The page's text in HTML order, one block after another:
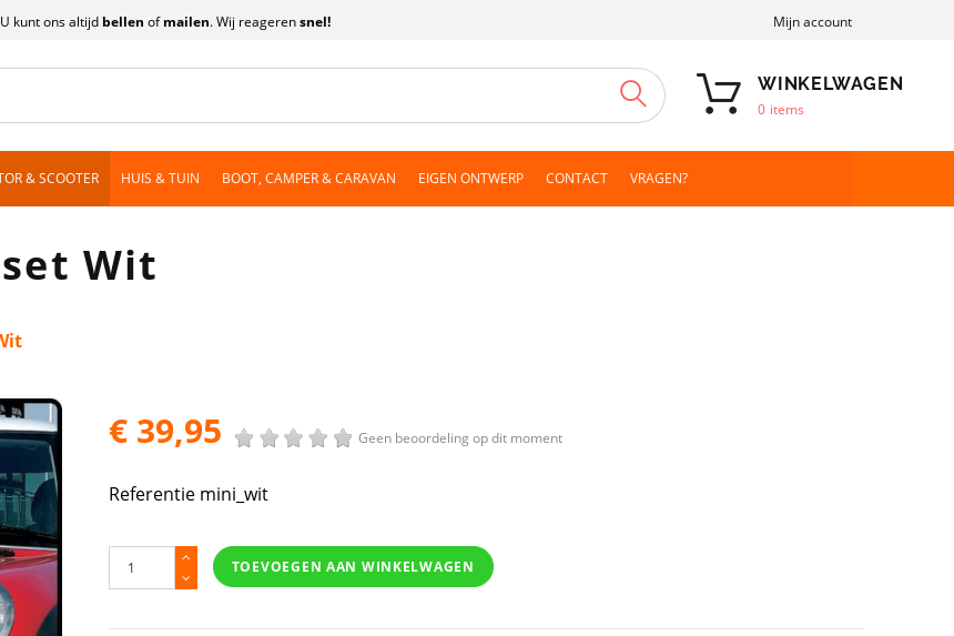
U kunt ons altijd bellen ofmailen. Wij reagerensnel! Mijn account
ZOEKEN WINKELWAGEN
0 items
& SCOOTER HUIS & TUIN BOOT, CAMPER & CARAVAN EIGEN ONTWERP CONTACT VRAGEN?
Wit
€ 39,95 Geen beoordeling op dit moment
Referentie mini_wit
TOEVOEGEN AAN WINKELWAGEN